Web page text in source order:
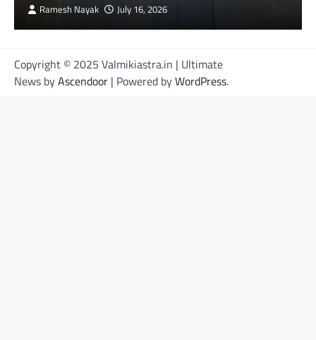
Ramesh Nayak July 16, 2026
Copyright © 2025 Valmikiastra.in | Ultimate
News byAscendoor | Powered byWordPress.